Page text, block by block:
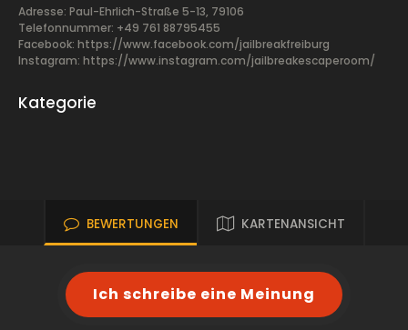
Adresse: Paul-Ehrlich-Straße 5-13, 79106
Telefonnummer: +49 761 88795455
Facebook: https://www.facebook.com/jailbreakfreiburg
Instagram: https://www.instagram.com/jailbreakescaperoom/
Kategorie
BEWERTUNGEN KARTENANSICHT
Ich schreibe eine Meinung